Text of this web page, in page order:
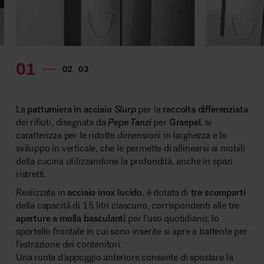
La pattumiera in acciaio Slurpper la raccolta differenziata
dei rifiuti, disegnata da Pepe Tanzi per Graepel, si
caratterizza per le ridotte dimensioni in larghezza e lo
sviluppo in verticale, che le permette di allinearsi ai mobili
della cucina utilizzandone la profondità, anche in spazi
ristretti.
Realizzata in acciaio inox lucido, è dotata di tre scomparti
della capacità di 15 litri ciascuno, corrispondenti alle tre
aperture a molla basculanti per l’uso quotidiano; lo
sportello frontale in cui sono inserite si apre a battente per
l’estrazione dei contenitori.
Una ruota d’appoggio anteriore consente di spostare la